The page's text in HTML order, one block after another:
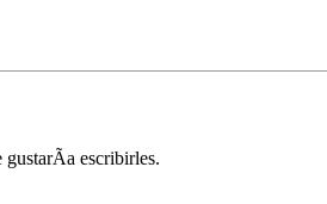
gustarÃ­a escribirles.